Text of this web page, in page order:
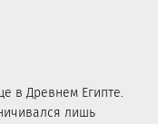
в Древнем Египте.
лишь